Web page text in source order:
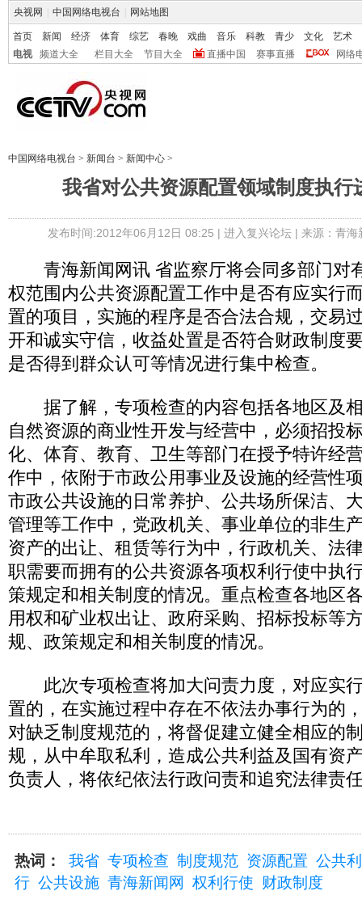
央视网 中国网络电视台 网站地图
首页 新闻 经济 体育 综艺 春晚 戏曲 音乐 科教 青少 文化
艺术
电视
频道大全 栏目大全 节目大全 直播中国 赛事直播 网络
中国网络电视台 > 新闻台 > 新闻中心 >
我省对公共资源配置领域制度执行
发布时间:2012年06月12日 08:25 | 进入复兴论坛| 来源：青海
青海新闻网讯 省监察厅将会同多部门对
权范围内公共资源配置工作中是否有应实行
置的项目，实施的程序是否合法合规，交易
开和诚实守信，收益处置是否符合财政制度
是否得到群众认可等情况进行集中检查。
据了解，专项检查的内容包括各地区及
自然资源的商业性开发与经营中，必须招投
化、体育、教育、卫生等部门在授予特许经
作中，依附于市政公用事业及设施的经营性
市政公共设施的日常养护、公共场所保洁、
管理等工作中，党政机关、事业单位的非生
资产的出让、租赁等行为中，行政机关、法
职需要而拥有的公共资源各项权利行使中执
策规定和相关制度的情况。重点检查各地区
用权和矿业权出让、政府采购、招标投标等
规、政策规定和相关制度的情况。
此次专项检查将加大问责力度，对应实
置的，在实施过程中存在不依法办事行为的
对缺乏制度规范的，将督促建立健全相应的
规，从中牟取私利，造成公共利益及国有资
负责人，将依纪依法行政问责和追究法律责
热词： 我省 专项检查 制度规范 资源配置 公共
行 公共设施 青海新闻网 权利行使 财政制度